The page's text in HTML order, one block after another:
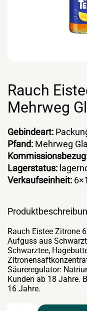
Rauch
Mehrweg
Gebindeart:
Pfand: Mehrweg
Lagerstatus:
Verkaufseinheit:
Rauch Eistee Zitrone
Aufguss aus
Schwarztee,
Säureregulator:
Kunden ab 18 Jahre.
16 Jahre.